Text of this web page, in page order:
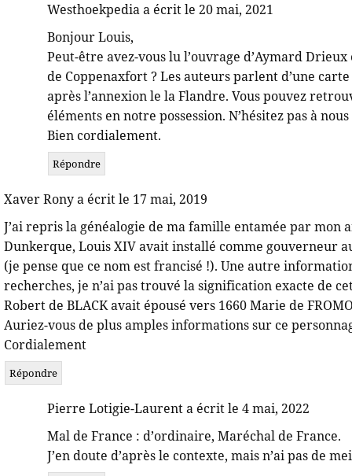
Westhoekpedia a écrit le 20 mai, 2021
Bonjour Louis,
Peut-être avez-vous lu l’ouvrage d’Aymard
de Coppenaxfort ? Les auteurs parlent d’une
après l’annexion le la Flandre. Vous pouvez
éléments en notre possession. N’hésitez pas à
Bien cordialement.
Répondre
Xaver Rony a écrit le 17 mai, 2019
J’ai repris la généalogie de ma famille entamée par
Dunkerque, Louis XIV avait installé comme gouverneur
(je pense que ce nom est francisé !). Une autre
recherches, je n’ai pas trouvé la signification exacte de
Robert de BLACK avait épousé vers 1660 Marie de
Auriez-vous de plus amples informations sur ce
Cordialement
Répondre
Pierre Lotigie-Laurent a écrit le 4 mai, 2022
Mal de France : d’ordinaire, Maréchal de France.
J’en doute d’après le contexte, mais n’ai pas de